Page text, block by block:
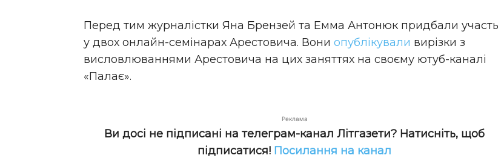
Перед тим журналістки Яна Брензей та Емма Антонюк придбали участь
у двох онлайн-семінарах Арестовича. Вони опублікували вирізки з
висловлюваннями Арестовича на цих заняттях на своєму ютуб-каналі
«Палає».
Реклама
Ви досі не підписані на телеграм-канал Літгазети? Натисніть, щоб
підписатися! Посилання на канал